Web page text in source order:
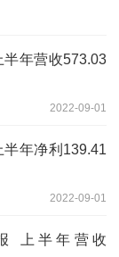
年营收573.03
2022-09-01
半年净利139.41
2022-09-01
上半年营收